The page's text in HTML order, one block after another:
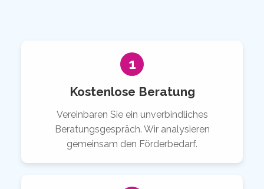
1
Kostenlose Beratung
Vereinbaren Sie ein unverbindliches
Beratungsgespräch. Wir analysieren
gemeinsam den Förderbedarf.